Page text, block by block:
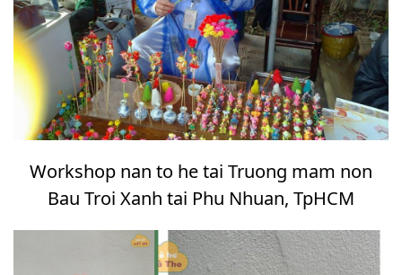
Workshop nan to he tai Truong mam non
Bau Troi Xanh tai Phu Nhuan, TpHCM